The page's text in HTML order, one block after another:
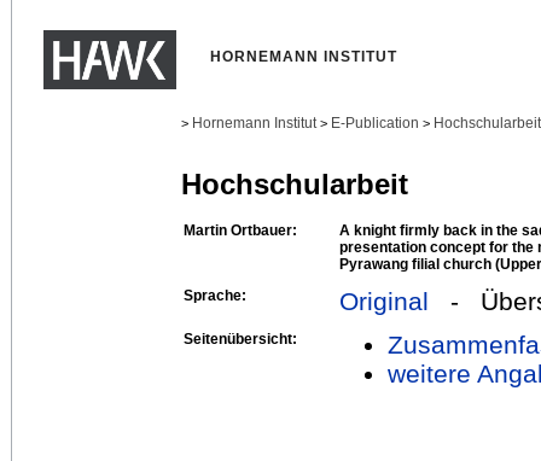
HORNEMANN INSTITUT
> Hornemann Institut > E-Publication >
Hochschularbeit
Martin Ortbauer:
A knight firmly back in the
presentation concept for the
Pyrawang filial church
Sprache:
Original -
Seitenübersicht:
weitere